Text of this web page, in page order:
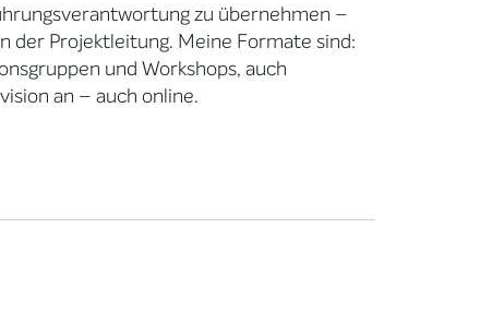
zu übernehmen –
der Projektleitung. Meine Formate sind:
und Workshops, auch
an – auch online.